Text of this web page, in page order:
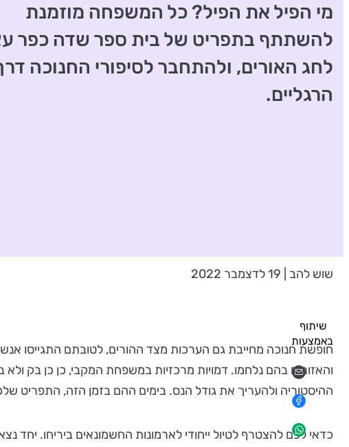
מי הפיל את הפיל? כל המשפחה מוזמנת
להשתתף בתפריט של בית ספר שדה כפר
לחג האורים, ולהתחבר לסיפורי החנוכה
הרגליים.
שוש להב | 19 לדצמבר 2022
חופשת חנוכה מחייבת גם הערכות מצד ההורים, לטובתם התגייסו
והאזורים בהם נלחמו. דמויות מרכזיות במשפחת המקבי, כן כן בק
ההיסטוריה ולהעריך את גודל הנס. בימים ההם בזמן הזה, התפריט
כדאי לכם להצטרף לטיול ייחודי לארמונות החשמונאים ביריחו.
שיתוף
באמצעות